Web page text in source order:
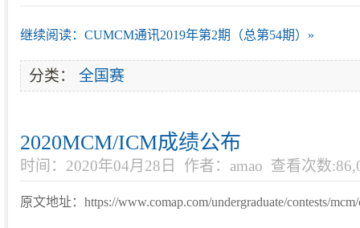
继续阅读：CUMCM通讯2019年第2期（总第54期）»
分类： 全国赛
2020MCM/ICM成绩公布
时间：2020年04月28日 作者：amao 查看次数
原文地址：https://www.comap.com/undergraduate/contests/mcm/